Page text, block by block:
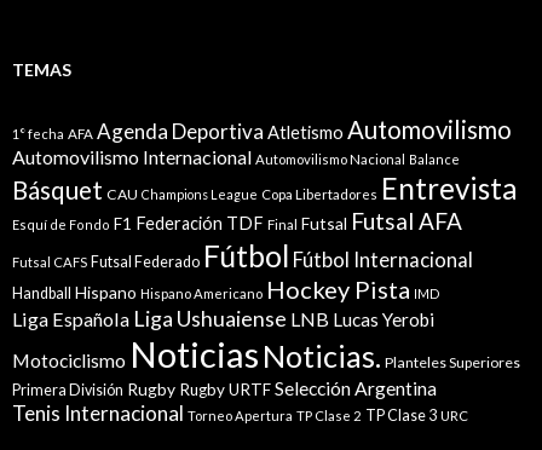
TEMAS
1° fecha AFA Agenda Deportiva Atletismo Automovilismo
Automovilismo Internacional Automovilismo Nacional Balance
Básquet CAU Champions League Copa Libertadores Entrevista
Esquí de Fondo F1 Federación TDF Final Futsal Futsal AFA
Futsal CAFS Futsal Federado Fútbol Fútbol Internacional
Handball Hispano Hispano Americano Hockey Pista IMD
Liga Española Liga Ushuaiense LNB Lucas Yerobi
Motociclismo Noticias Noticias. Planteles Superiores
Primera División Rugby Rugby URTFSelección Argentina
Tenis Internacional Torneo Apertura TP Clase 2 TP Clase 3 URC